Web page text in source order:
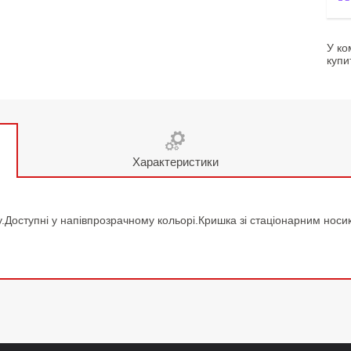
У
Характеристики
у напівпрозрачному кольорі.Кришка зі стацiонарним